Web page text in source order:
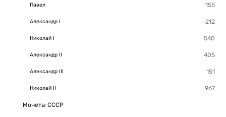
Павел
Александр I
Николай I
Александр II
Александр III
Николай II
Монеты СССР